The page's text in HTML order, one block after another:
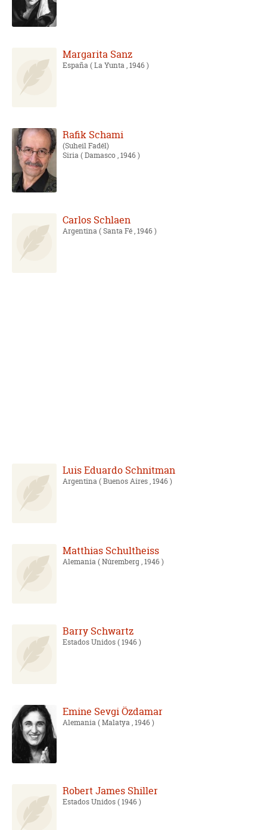
Margarita Sanz
España( La Yunta , 1946 )
Rafik Schami
Suheil Fadél
Siria( Damasco , 1946 )
Carlos Schlaen
Argentina( Santa Fé , 1946 )
Luis Eduardo Schnitman
Argentina( Buenos Aires , 1946 )
Matthias Schultheiss
Alemania( Núremberg , 1946 )
Barry Schwartz
Estados Unidos( 1946 )
Emine Sevgi Özdamar
Alemania( Malatya , 1946 )
Robert James Shiller
Estados Unidos( 1946 )